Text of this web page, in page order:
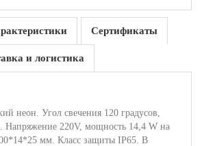
Сертификаты
и логистика
неон. Угол свечения 120 градусов,
Напряжение 220V, мощность 14,4 W на
мм. Класс защиты IP65. В